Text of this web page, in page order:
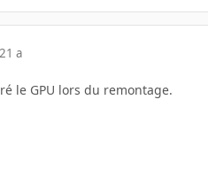
21 a
le GPU lors du remontage.